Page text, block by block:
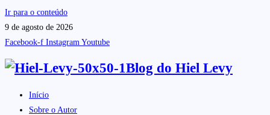
Ir para o conteúdo
9 de agosto de 2026
Facebook-f Instagram Youtube
Blog do Hiel Levy
Início
Sobre o Autor